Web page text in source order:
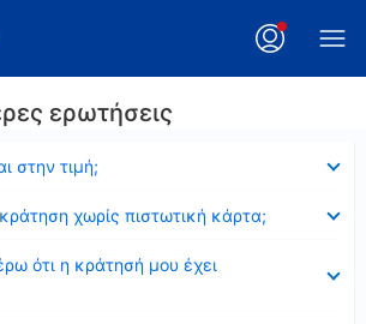
ερωτήσεις
στην τιμή;
χωρίς πιστωτική κάρτα;
ότι η κράτησή μου έχει